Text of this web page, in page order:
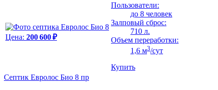
Цена: 200 600 ₽
Пользователи:
до 8 человек
Залповый сброс:
710 л.
Объем переработки:
1,6 м3/сут
Купить
Септик Евролос Био 8 пр